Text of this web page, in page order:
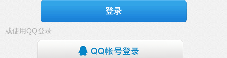
登录
或使用QQ登录